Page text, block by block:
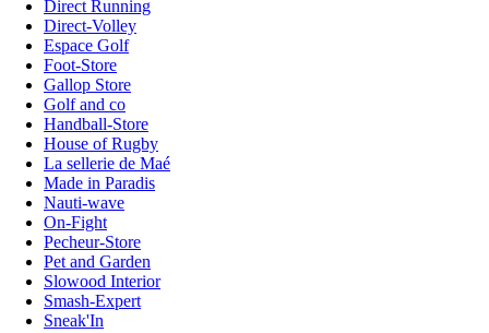
Direct Running
Direct-Volley
Espace Golf
Foot-Store
Gallop Store
Golf and co
Handball-Store
House of Rugby
La sellerie de Maé
Made in Paradis
Nauti-wave
On-Fight
Pecheur-Store
Pet and Garden
Slowood Interior
Smash-Expert
Sneak'In